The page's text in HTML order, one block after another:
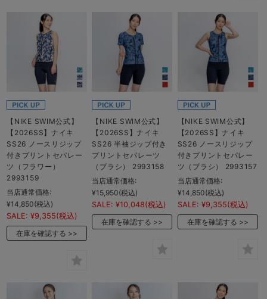
【NIKE SWIM公式】
【2026SS】ナイキ
SS26 ノースリジップ
付きプリントセパレー
ツ（フラワー）
2993159
当店通常価格:
¥14,850(税込)
SALE: ¥9,355(税込)
在庫を確認する
【NIKE SWIM公式】
【2026SS】ナイキ
SS26 半袖ジップ付き
プリントセパレーツ
（ブラシ） 2993158
当店通常価格:
¥15,950(税込)
SALE: ¥10,048(税込)
在庫を確認する
【NIKE SWIM公式】
【2026SS】ナイキ
SS26 ノースリジップ
付きプリントセパレー
ツ（ブラシ） 2993157
当店通常価格:
¥14,850(税込)
SALE: ¥9,355(税込)
在庫を確認する